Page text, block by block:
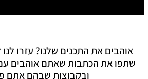
אוהבים את התכנים שלנו? עזרו לנו
שתפו את הכתבות שאתם אוהבים עם
ובקבוצות שבהם אתם